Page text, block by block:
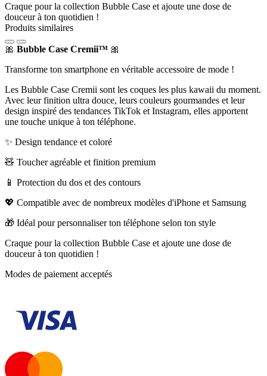
Craque pour la collection Bubble Case et ajoute une dose de
douceur à ton quotidien !
Produits similaires
🎀 Bubble Case Cremii™ 🎀
Transforme ton smartphone en véritable accessoire de mode !
Les Bubble Case Cremii sont les coques les plus kawaii du moment.
Avec leur finition ultra douce, leurs couleurs gourmandes et leur
design inspiré des tendances TikTok et Instagram, elles apportent
une touche unique à ton téléphone.
✨ Design tendance et coloré
🧸 Toucher agréable et finition premium
📱 Protection du dos et des contours
💖 Compatible avec de nombreux modèles d'iPhone et Samsung
🎁 Idéal pour personnaliser ton téléphone selon ton style
Craque pour la collection Bubble Case et ajoute une dose de
douceur à ton quotidien !
Modes de paiement acceptés